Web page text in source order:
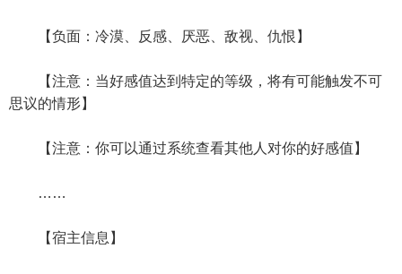
【负面：冷漠、反感、厌恶、敌视、仇恨】
【注意：当好感值达到特定的等级，将有可能触发不可
思议的情形】
【注意：你可以通过系统查看其他人对你的好感值】
……
【宿主信息】